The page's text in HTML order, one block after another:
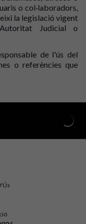
o col·laboradors,
la legislació vigent
Judicial o
de l'ús del
o referències que